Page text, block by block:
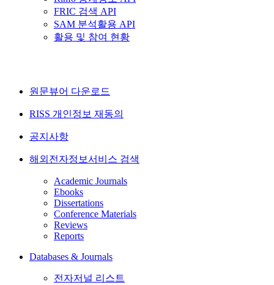
FRIC 검색 API
SAM 분석활용 API
활용 및 참여 현황
원문뷰어 다운로드
RISS 개인정보 재동의
공지사항
해외전자정보서비스 검색
Academic Journals
Ebooks
Dissertations
Conference Materials
Reviews
Reports
Databases & Journals
전자저널 리스트